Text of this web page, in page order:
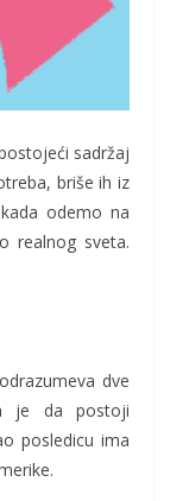
sadržaj
briše ih iz
odemo na
realnog sveta.
dve
je da postoji
posledicu ima